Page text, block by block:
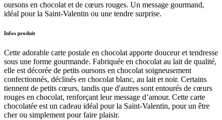
oursons en chocolat et de cœurs rouges. Un message gourmand,
idéal pour la Saint-Valentin ou une tendre surprise.
Infos produit
Cette adorable carte postale en chocolat apporte douceur et tendresse
sous une forme gourmande. Fabriquée en chocolat au lait de qualité,
elle est décorée de petits oursons en chocolat soigneusement
confectionnés, déclinés en chocolat blanc, au lait et noir. Certains
tiennent de petits cœurs, tandis que d'autres sont entourés de cœurs
rouges en chocolat, renforçant leur message d’amour. Cette carte
chocolatée est un cadeau idéal pour la Saint-Valentin, pour un être
cher ou simplement pour faire plaisir.